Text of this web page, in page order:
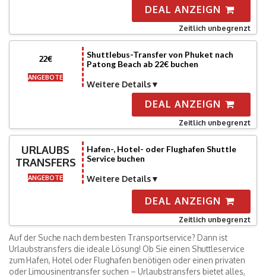
DEAL ANZEIGN
Zeitlich unbegrenzt
22€
ANGEBOTE
Shuttlebus-Transfer von Phuket nach
Patong Beach ab 22€ buchen
Weitere Details
DEAL ANZEIGN
Zeitlich unbegrenzt
URLAUBS
TRANSFERS
ANGEBOTE
Hafen-, Hotel- oder Flughafen Shuttle
Service buchen
Weitere Details
DEAL ANZEIGN
Zeitlich unbegrenzt
Auf der Suche nach dem besten Transportservice? Dann ist
Urlaubstransfers die ideale Lösung! Ob Sie einen Shuttleservice
zum Hafen, Hotel oder Flughafen benötigen oder einen privaten
oder Limousinentransfer suchen – Urlaubstransfers bietet alles,